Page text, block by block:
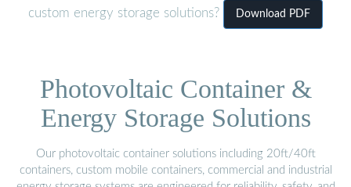
custom energy storage solutions?
Download PDF
Photovoltaic Container &
Energy Storage Solutions
Our photovoltaic container solutions including 20ft/40ft
containers, custom mobile containers, commercial and industrial